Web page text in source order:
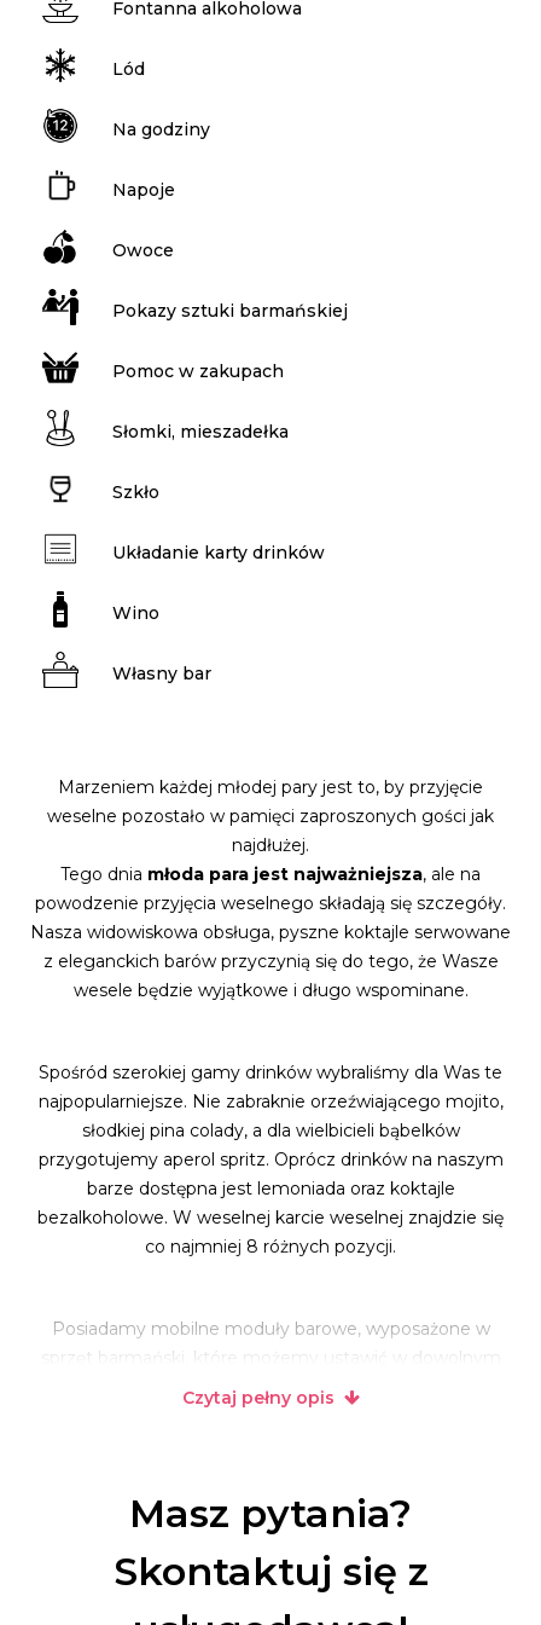
Fontanna alkoholowa
Lód
Na godziny
Napoje
Owoce
Pokazy sztuki barmańskiej
Pomoc w zakupach
Słomki, mieszadełka
Szkło
Układanie karty drinków
Wino
Własny bar
Marzeniem każdej młodej pary jest to, by przyjęcie
weselne pozostało w pamięci zaproszonych gości jak
najdłużej.
Tego dnia młoda para jest najważniejsza, ale na
powodzenie przyjęcia weselnego składają się szczegóły.
Nasza widowiskowa obsługa, pyszne koktajle serwowane
z eleganckich barów przyczynią się do tego, że Wasze
wesele będzie wyjątkowe i długo wspominane.
Spośród szerokiej gamy drinków wybraliśmy dla Was te
najpopularniejsze. Nie zabraknie orzeźwiającego mojito,
słodkiej pina colady, a dla wielbicieli bąbelków
przygotujemy aperol spritz. Oprócz drinków na naszym
barze dostępna jest lemoniada oraz koktajle
bezalkoholowe. W weselnej karcie weselnej znajdzie się
co najmniej 8 różnych pozycji.
Posiadamy mobilne moduły barowe, wyposażone w
sprzęt barmański, które możemy ustawić w dowolnym
miejscu na sali. Bary są wyposażone w pikowane fronty z
Jeżeli zastanawiacie się, jak jeszcze bardziej zaskoczyć
gości, dajemy gotowe rozwiązanie.
Pokaz barmański flair!
Zawsze działa.
Czytaj pełny opis
Masz pytania?
Skontaktuj się z